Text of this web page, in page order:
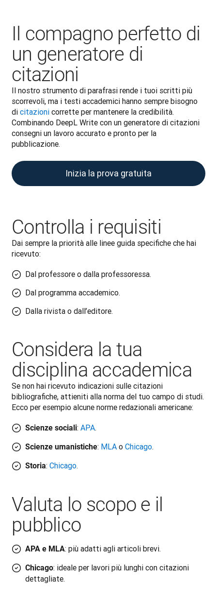
Il compagno perfetto di
un generatore di
citazioni
Il nostro strumento di parafrasi rende i tuoi scritti più
scorrevoli, ma i testi accademici hanno sempre bisogno
di citazioni corrette per mantenere la credibilità.
Combinando DeepL Write con un generatore di citazioni
consegni un lavoro accurato e pronto per la
pubblicazione.
Inizia la prova gratuita
Controlla i requisiti
Dai sempre la priorità alle linee guida specifiche che hai
ricevuto:
Dal professore o dalla professoressa.
Dal programma accademico.
Dalla rivista o dall’editore.
Considera la tua
disciplina accademica
Se non hai ricevuto indicazioni sulle citazioni
bibliografiche, attieniti alla norma del tuo campo di studi.
Ecco per esempio alcune norme redazionali americane:
Scienze sociali: APA.
Scienze umanistiche: MLA o Chicago.
Storia: Chicago.
Valuta lo scopo e il
pubblico
APA e MLA: più adatti agli articoli brevi.
Chicago: ideale per lavori più lunghi con citazioni
dettagliate.